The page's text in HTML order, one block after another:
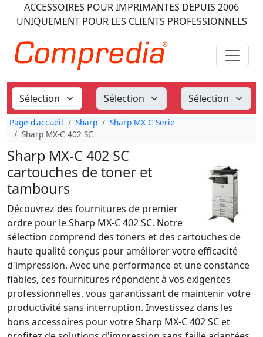
ACCESSOIRES POUR IMPRIMANTES DEPUIS 2006
UNIQUEMENT POUR LES CLIENTS PROFESSIONNELS
Page d'accueil Sharp
Sharp MX-C Serie
Sharp MX-C 402 SC
Sharp MX-C 402 SC
cartouches de toner et
tambours
Découvrez des fournitures de premier
ordre pour le Sharp MX-C 402 SC. Notre
sélection comprend des toners et des cartouches de
haute qualité conçus pour améliorer votre efficacité
d'impression. Avec une performance et une constance
fiables, ces fournitures répondent à vos exigences
professionnelles, vous garantissant de maintenir votre
productivité sans interruption. Investissez dans les
bons accessoires pour votre Sharp MX-C 402 SC et